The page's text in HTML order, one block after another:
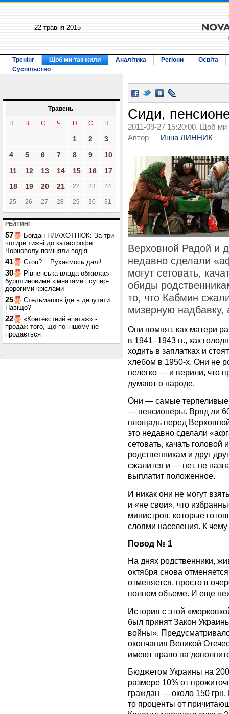
22 травня 2015
Тренінг Щоб ми так жили Аналітика Регіони
Освіта
Суспільство
Травень
П В С Ч П С Н
1 2
3
4
5 6 7 8 9
10
11
12 13 14 15 16
17
18
19 20 21 22 23 24
25 26 27 28 29 30 31
РЕЙТИНГ
57
Богдан ПЛАХОТНЮК: За три-
чотири тижні до катастрофи
Чорноволу поміняли водія
41 Стоп?... Рухаємось далі!
30
Рівненська влада обжилася
бурштиновими кімнатами і супер-
дорогими кріслами
25
Стельмашов іде в депутати.
Навіщо?
22
«Контекстний епатаж» -
продаж того, що по-іншому не
продається
Сиди,
2011-09-27 15:20:00. Щоб ми
Автор — Инна ЛИННИК
Верховной Радой и
недавно сделали
могут сетовать,
обиды
то, что Кабмин
мизерную
Они помнят, как матери
в 1941–1943 гг., как
ходить в заплатках и
хлебом в 1950-х. Они не
нелегко — и верили, что
думают о народе.
Они — самые
— пенсионеры. Вряд ли
площадь перед
это недавно сделали
сетовать, качать
родственникам и друг
сжалится и — нет, не
выплатит положенное.
И никак они не могут
и «не свои», что
министров, которые
слоями населения. К чему
Повод № 1
На днях родственники,
октября снова
отменяется, просто в
полном объеме. И еще
История с этой
был принят Закон
войны».
окончания Великой
имеют право на
Бюджетом Украины на
размере 10% от
граждан — около 150 грн.
то проценты от